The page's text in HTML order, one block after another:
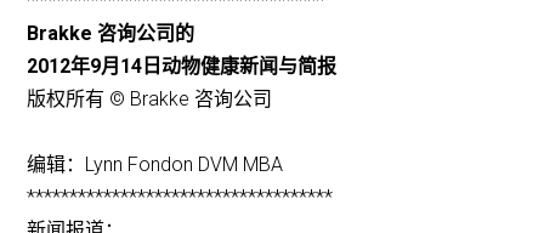
Brakke 咨询公司的
2012年9月14日动物健康新闻与简报
版权所有 © Brakke 咨询公司
编辑：Lynn Fondon DVM MBA
************************************